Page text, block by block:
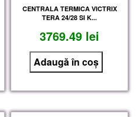
CENTRALA TERMICA VICTRIX
TERA 24/28 SI K...
3769.49 lei